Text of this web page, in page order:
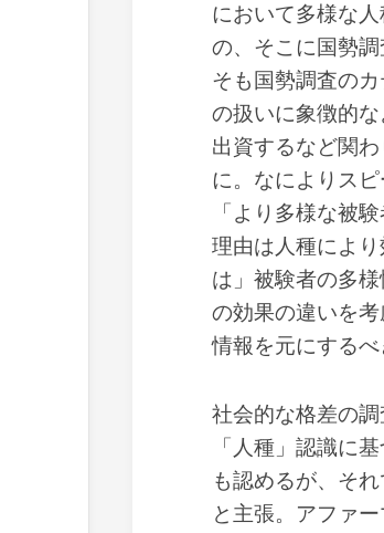
において多様な
の、そこに国勢
そも国勢調査の
の扱いに象徴的
出資するなど関
に。なによりス
「より多様な被
理由は人種によ
は」被験者の多
の効果の違いを
情報を元にするべ
社会的な格差の
「人種」認識に
も認めるが、そ
と主張。アファ